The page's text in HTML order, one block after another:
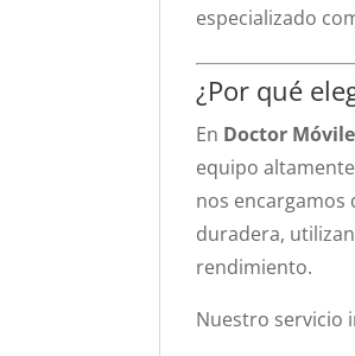
especializado
¿Por qué
En Doctor
equipo
nos encargamos
duradera,
rendimiento.
Nuestro servicio